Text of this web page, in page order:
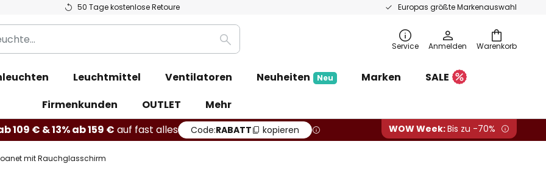
50 Tage kostenlose Retoure Europas größte Markenauswahl
Warenkorb
Suche Service Anmelden
Leuchtmittel Ventilatoren Neuheiten Neu Marken
SALE
Firmenkunden
OUTLET
Mehr
109 € & 13% ab 159 € auf fast alles Code:RABATT kopieren WOW Week:Bis zu -70%
mit Rauchglasschirm